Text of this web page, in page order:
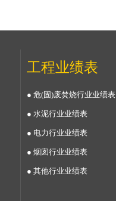
工程业绩表
● 危(固)废焚烧行业业绩表
● 水泥行业业绩表
● 电力行业业绩表
● 烟囱行业业绩表
● 其他行业业绩表